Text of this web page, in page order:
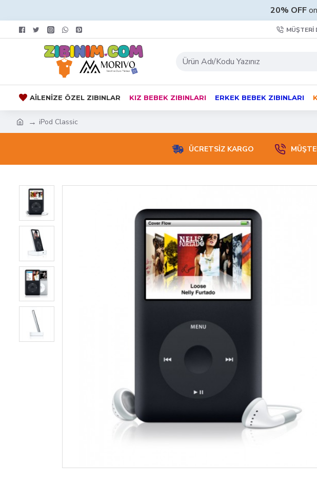
20% OFF
MÜŞTERI
AILENIZE ÖZEL ZIBINLAR KIZ BEBEK ZIBINLARI ERKEK BEBEK ZIBINLARI
iPod Classic
ÜCRETSİZ KARGO